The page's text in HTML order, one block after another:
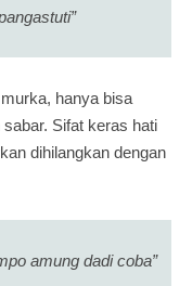
hanya bisa
Sifat keras hati
dihilangkan dengan
amung dadi coba”